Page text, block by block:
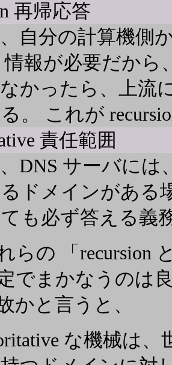
再帰応答
自分の計算機側
情報が必要だか
かったら、上流
。 これが
責任範囲
DNS サーバには
ドメインがある
も必ず答える義
らの 「recursion
でまかなうのは
かと言うと、
な機械は